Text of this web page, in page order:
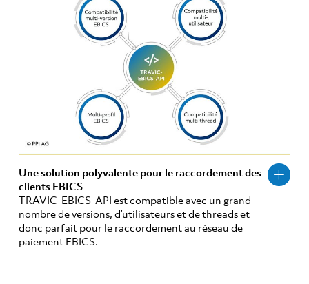
Une solution polyvalente pour le raccordement des
clients EBICS
TRAVIC-EBICS-API est compatible avec un grand
nombre de versions, d’utilisateurs et de threads et
donc parfait pour le raccordement au réseau de
paiement EBICS.